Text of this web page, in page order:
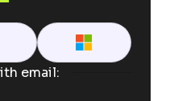
email: